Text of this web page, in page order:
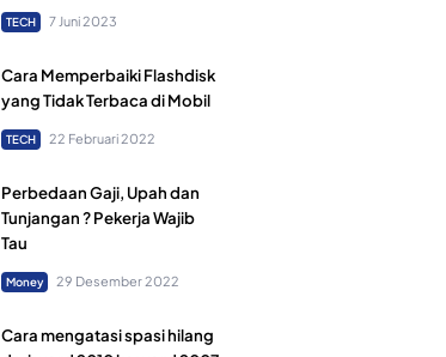
TECH 7 Juni 2023
Cara Memperbaiki Flashdisk
yang Tidak Terbaca di Mobil
TECH 22 Februari 2022
Perbedaan Gaji, Upah dan
Tunjangan ? Pekerja Wajib
Tau
Money 29 Desember 2022
Cara mengatasi spasi hilang